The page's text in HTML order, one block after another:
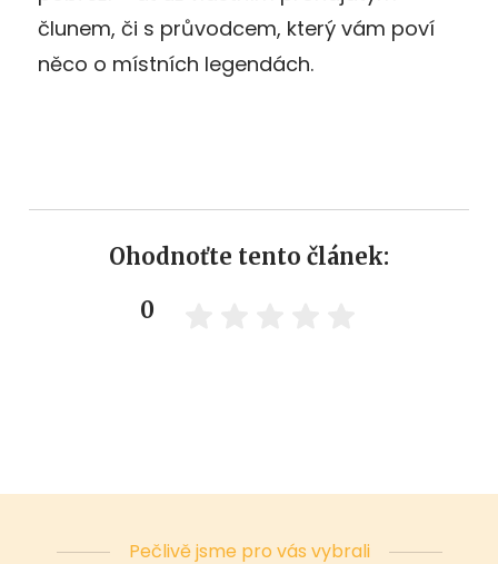
člunem, či s průvodcem, který vám poví
něco o místních legendách.
Ohodnoťte tento článek:
0
Pečlivě jsme pro vás vybrali